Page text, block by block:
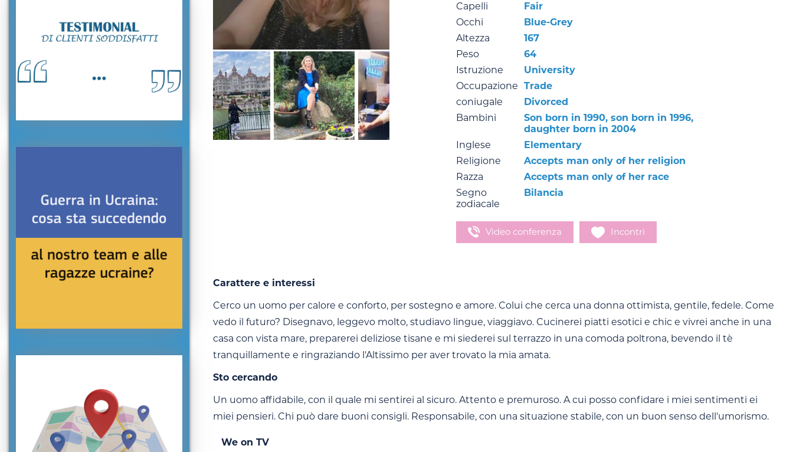
Capelli
Fair
Occhi
Blue-Grey
Altezza
167
Peso
64
Istruzione
University
Occupazione Trade
coniugale
Divorced
Bambini
Son born in 1990, son born in 1996,
daughter born in 2004
Inglese
Elementary
Religione
Accepts man only of her religion
Razza
Accepts man only of her race
Segno
zodiacale
Bilancia
Video conferenza Incontri
Carattere e interessi
Cerco un uomo per calore e conforto, per sostegno e amore. Colui che cerca una donna ottimista, gentile, fedele. Come
vedo il futuro? Disegnavo, leggevo molto, studiavo lingue, viaggiavo. Cucinerei piatti esotici e chic e vivrei anche in una
casa con vista mare, preparerei deliziose tisane e mi siederei sul terrazzo in una comoda poltrona, bevendo il tè
tranquillamente e ringraziando l'Altissimo per aver trovato la mia amata.
Sto cercando
Un uomo affidabile, con il quale mi sentirei al sicuro. Attento e premuroso. A cui posso confidare i miei sentimenti ei
miei pensieri. Chi può dare buoni consigli. Responsabile, con una situazione stabile, con un buon senso dell'umorismo.
We on TV